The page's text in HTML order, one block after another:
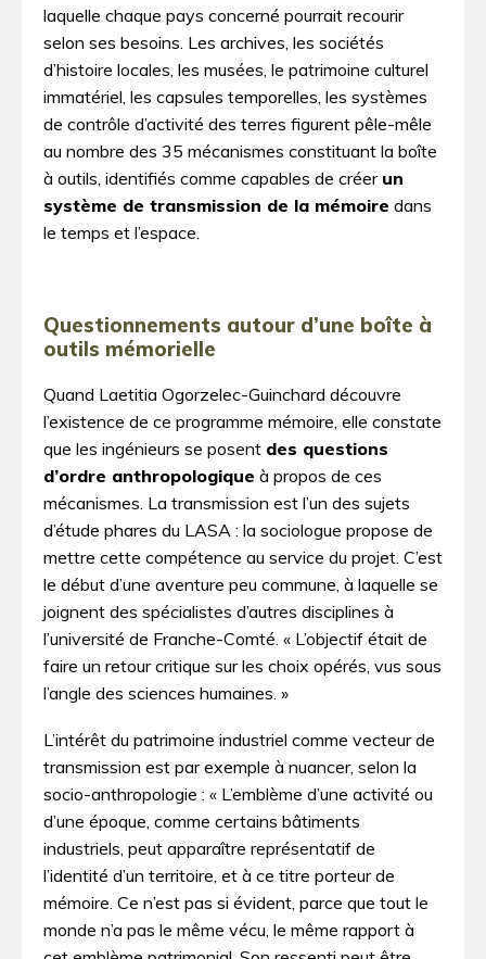
laquelle chaque pays concerné pourrait recourir
selon ses besoins. Les archives, les sociétés
d’histoire locales, les musées, le patrimoine culturel
immatériel, les capsules temporelles, les systèmes
de contrôle d’activité des terres figurent pêle-mêle
au nombre des 35 mécanismes constituant la boîte
à outils, identifiés comme capables de créer un
système de transmission de la mémoire dans
le temps et l’espace.
Questionnements autour d’une boîte à
outils mémorielle
Quand Laetitia Ogorzelec-Guinchard découvre
l’existence de ce programme mémoire, elle constate
que les ingénieurs se posent des questions
d’ordre anthropologique à propos de ces
mécanismes. La transmission est l’un des sujets
d’étude phares du LASA : la sociologue propose de
mettre cette compétence au service du projet. C’est
le début d’une aventure peu commune, à laquelle se
joignent des spécialistes d’autres disciplines à
l’université de Franche-Comté. « L’objectif était de
faire un retour critique sur les choix opérés, vus sous
l’angle des sciences humaines. »
L’intérêt du patrimoine industriel comme vecteur de
transmission est par exemple à nuancer, selon la
socio-anthropologie : « L’emblème d’une activité ou
d’une époque, comme certains bâtiments
industriels, peut apparaître représentatif de
l’identité d’un territoire, et à ce titre porteur de
mémoire. Ce n’est pas si évident, parce que tout le
monde n’a pas le même vécu, le même rapport à